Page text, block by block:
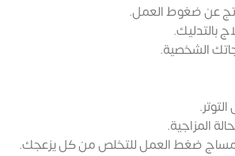
عن ضغوط العمل.
بالتدليك.
الشخصية.
المزاجية.
بمساج ضغط العمل للتخلص من كل يزعجك.